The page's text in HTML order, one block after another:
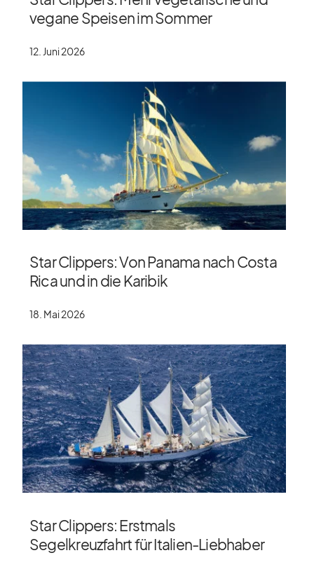
vegane Speisen im Sommer
12. Juni 2026
Star Clippers: Von Panama nach Costa
Rica und in die Karibik
18. Mai 2026
Star Clippers: Erstmals
Segelkreuzfahrt für Italien-Liebhaber